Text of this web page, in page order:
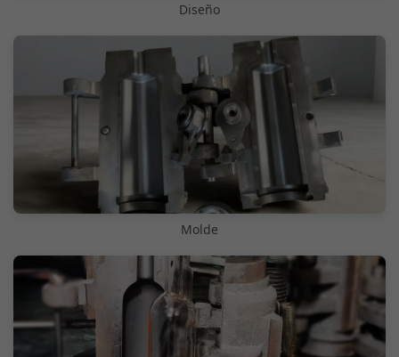
Diseño
Molde